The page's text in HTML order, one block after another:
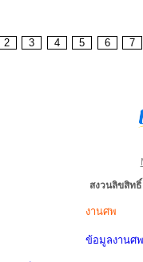
2 3 4 5 6 7
สงวนลิขสิท
งานศพ
ข้อมูลงานศพ